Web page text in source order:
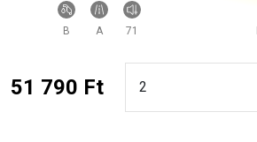
B A 71
51 790 Ft